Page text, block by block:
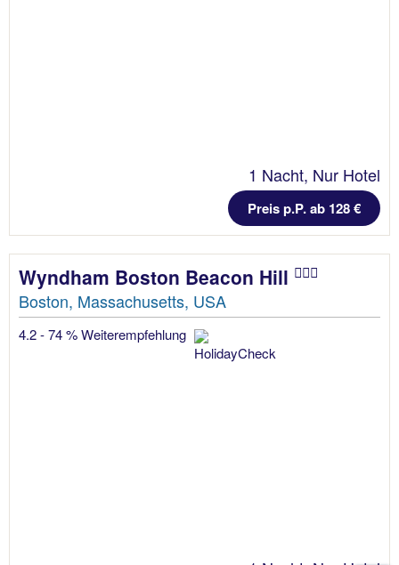
1 Nacht, Nur Hotel
Preis p.P. ab 128 €
Wyndham Boston Beacon Hill
Boston, Massachusetts, USA
4.2 - 74 % Weiterempfehlung